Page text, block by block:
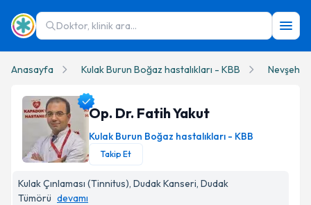
Doktor, klinik ara...
Anasayfa Kulak Burun Boğaz hastalıkları - KBB Nevşehir
Op. Dr. Fatih Yakut
Kulak Burun Boğaz hastalıkları - KBB
Takip Et
Kulak Çınlaması (Tinnitus), Dudak Kanseri, Dudak
Tümörü devamı